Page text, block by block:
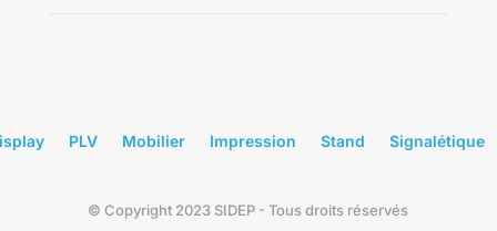
PLV Mobilier Impression Stand Signalétique
© Copyright 2023 SIDEP - Tous droits réservés